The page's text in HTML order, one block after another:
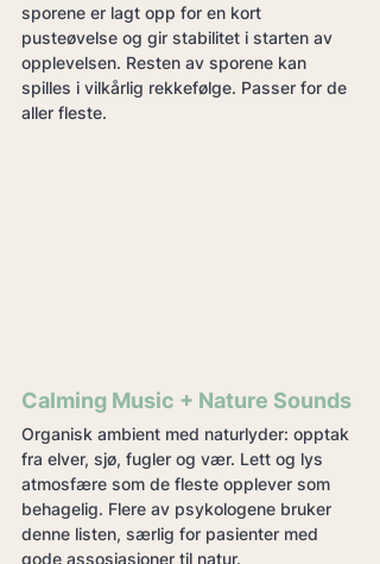
sporene er lagt opp for en kort
pusteøvelse og gir stabilitet i starten av
opplevelsen. Resten av sporene kan
spilles i vilkårlig rekkefølge. Passer for de
aller fleste.
Calming Music + Nature Sounds
Organisk ambient med naturlyder: opptak
fra elver, sjø, fugler og vær. Lett og lys
atmosfære som de fleste opplever som
behagelig. Flere av psykologene bruker
denne listen, særlig for pasienter med
gode assosiasjoner til natur.